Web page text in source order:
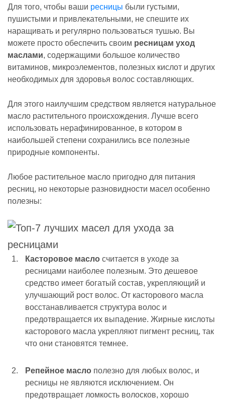
Для того, чтобы ваши ресницы были густыми,
пушистыми и привлекательными, не спешите их
наращивать и регулярно пользоваться тушью. Вы
можете просто обеспечить своим ресницам уход
маслами, содержащими большое количество
витаминов, микроэлементов, полезных кислот и других
необходимых для здоровья волос составляющих.
Для этого наилучшим средством является натуральное
масло растительного происхождения. Лучше всего
использовать нерафинированное, в котором в
наибольшей степени сохранились все полезные
природные компоненты.
Любое растительное масло пригодно для питания
ресниц, но некоторые разновидности масел особенно
полезны:
Касторовое масло считается в уходе за
ресницами наиболее полезным. Это дешевое
средство имеет богатый состав, укрепляющий и
улучшающий рост волос. От касторового масла
восстанавливается структура волос и
предотвращается их выпадение. Жирные кислоты
касторового масла укрепляют пигмент ресниц, так
что они становятся темнее.
Репейное масло полезно для любых волос, и
ресницы не являются исключением. Он
предотвращает ломкость волосков, хорошо